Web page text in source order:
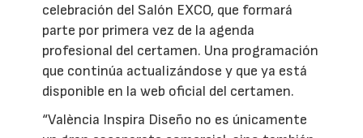
celebración del Salón EXCO, que formará
parte por primera vez de la agenda
profesional del certamen. Una programación
que continúa actualizándose y que ya está
disponible en la web oficial del certamen.
“València Inspira Diseño no es únicamente